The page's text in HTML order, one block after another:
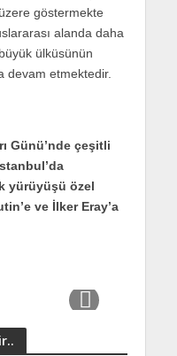
göstermekte
alanda daha
ülküsünün
devam etmektedir.
Günü’nde çeşitli
yürüyüşü özel
ve İlker Eray’a